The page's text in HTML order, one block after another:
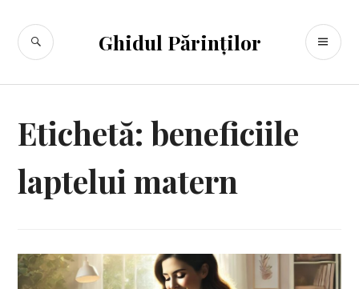
conținut
Ghidul Părinților
CĂUTARE
Etichetă:beneficiile
laptelui matern